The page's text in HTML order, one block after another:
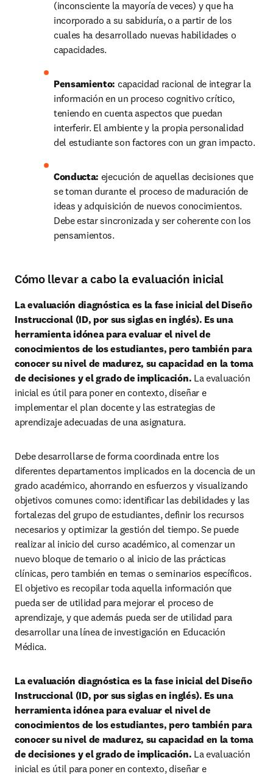
(inconsciente la mayoría de veces) y que ha
incorporado a su sabiduría, o a partir de los
cuales ha desarrollado nuevas habilidades o
capacidades.
Pensamiento: capacidad racional de integrar la
información en un proceso cognitivo crítico,
teniendo en cuenta aspectos que puedan
interferir. El ambiente y la propia personalidad
del estudiante son factores con un gran impacto.
Conducta: ejecución de aquellas decisiones que
se toman durante el proceso de maduración de
ideas y adquisición de nuevos conocimientos.
Debe estar sincronizada y ser coherente con los
pensamientos.
Cómo llevar a cabo la evaluación inicial
La evaluación diagnóstica es la fase inicial del Diseño
Instruccional (ID, por sus siglas en inglés). Es una
herramienta idónea para evaluar el nivel de
conocimientos de los estudiantes, pero también para
conocer su nivel de madurez, su capacidad en la toma
de decisiones y el grado de implicación. La evaluación
inicial es útil para poner en contexto, diseñar e
implementar el plan docente y las estrategias de
aprendizaje adecuadas de una asignatura.
Debe desarrollarse de forma coordinada entre los
diferentes departamentos implicados en la docencia de un
grado académico, ahorrando en esfuerzos y visualizando
objetivos comunes como: identificar las debilidades y las
fortalezas del grupo de estudiantes, definir los recursos
necesarios y optimizar la gestión del tiempo. Se puede
realizar al inicio del curso académico, al comenzar un
nuevo bloque de temario o al inicio de las prácticas
clínicas, pero también en temas o seminarios específicos.
El objetivo es recopilar toda aquella información que
pueda ser de utilidad para mejorar el proceso de
aprendizaje, y que además pueda ser de utilidad para
desarrollar una línea de investigación en Educación
Médica.
La evaluación diagnóstica es la fase inicial del Diseño
Instruccional (ID, por sus siglas en inglés). Es una
herramienta idónea para evaluar el nivel de
conocimientos de los estudiantes, pero también para
conocer su nivel de madurez, su capacidad en la toma
de decisiones y el grado de implicación. La evaluación
inicial es útil para poner en contexto, diseñar e